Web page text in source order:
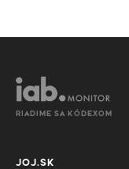
RIADIME SA KÓDEXOM
JOJ.SK